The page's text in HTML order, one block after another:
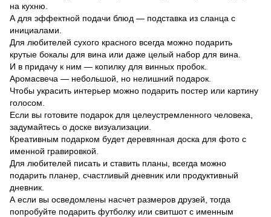
на кухню.
А для эффектной подачи блюд — подставка из сланца с
инициалами.
Для любителей сухого красного всегда можно подарить
крутые бокалы для вина или даже целый набор для вина.
И в придачу к ним — копилку для винных пробок.
Аромасвеча — небольшой, но нелишний подарок.
Чтобы украсить интерьер можно подарить постер или картину
голосом.
Если вы готовите подарок для целеустремленного человека,
задумайтесь о доске визуализации.
Креативным подарком будет деревянная доска для фото с
именной гравировкой.
Для любителей писать и ставить планы, всегда можно
подарить планер, счастливый дневник или продуктивный
дневник.
А если вы осведомлены насчет размеров друзей, тогда
попробуйте подарить футболку или свитшот с именным